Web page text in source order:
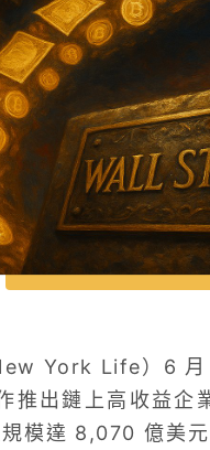
York Life）6
推出鏈上高收益
模達 8,070 億美